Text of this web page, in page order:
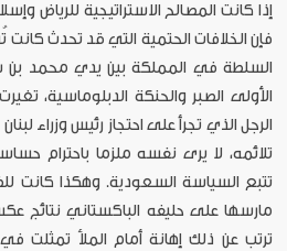
إذا كانت المصالح الاستراتيجية للرياض
فإن الخلافات الحتمية التي قد تحدث
السلطة في المملكة بين يدي محمد بن
الأولى الصبر والحنكة الدبلوماسية،
الرجل الذي تجرأ على احتجاز رئيس وزراء
تلائمه، لا يرى نفسه ملزما باحترام
تتبع السياسة السعودية. وهكذا كانت
مارسها على حليفه الباكستاني نتائج
ترتب عن ذلك إهانة أمام الملأ تمثلت